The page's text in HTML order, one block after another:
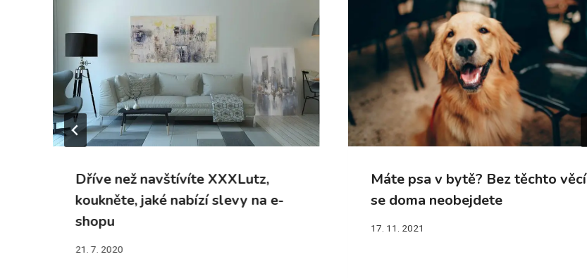
Dříve než navštívíte XXXLutz,
koukněte, jaké nabízí slevy na e-
shopu
21. 7. 2020
Máte psa v bytě? Bez těchto věcí
se doma neobejdete
17. 11. 2021